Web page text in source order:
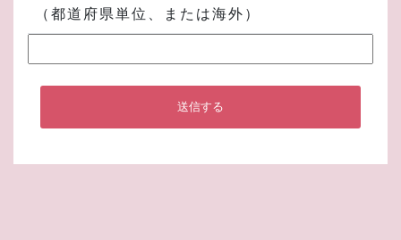
（都道府県単位、または海外）